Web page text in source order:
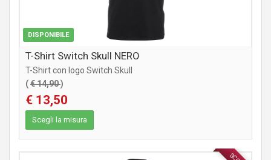
DISPONIBILE
T-Shirt Switch Skull NERO
T-Shirt con logo Switch Skull
(€ 14,90)
€ 13,50
Scegli la misura